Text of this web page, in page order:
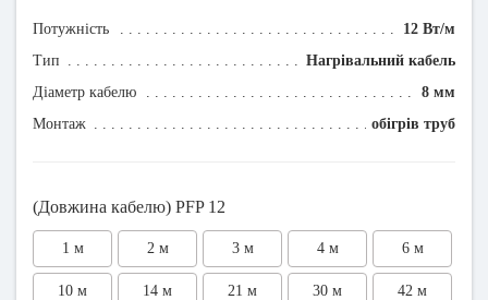
Потужність
12 Вт/м
Тип
Нагрівальний кабель
Діаметр кабелю
8 мм
Монтаж
обігрів труб
(Довжина кабелю) PFP 12
1 м 2 м 3 м 4 м 6 м
10 м 14 м 21 м 30 м 42 м